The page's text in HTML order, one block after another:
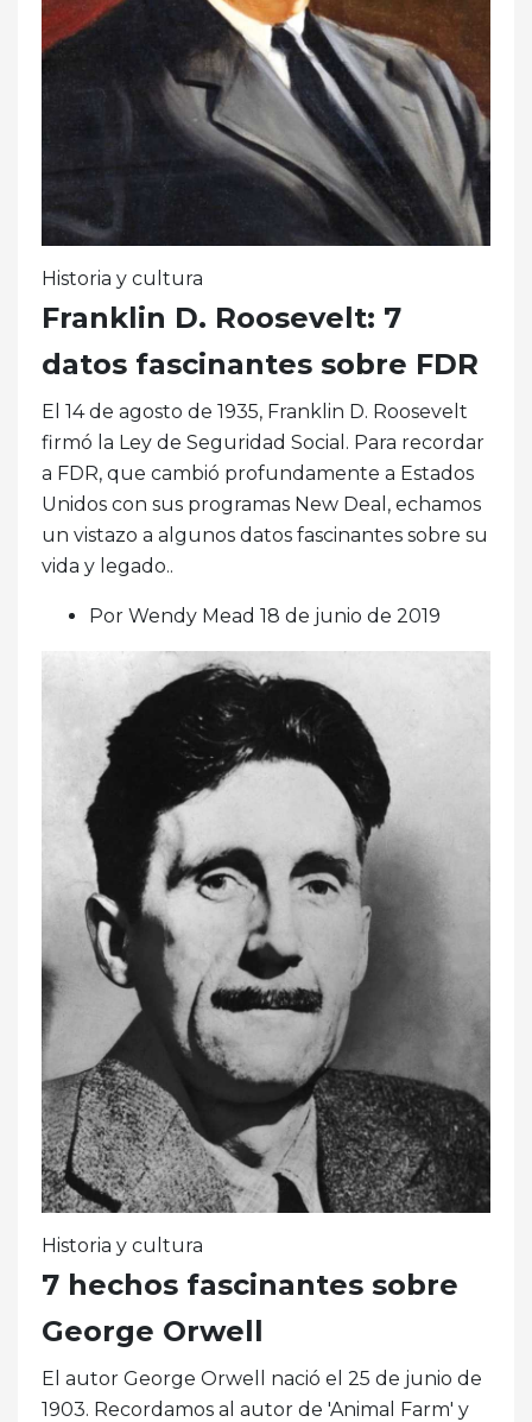
Historia y cultura
Franklin D. Roosevelt: 7
datos fascinantes sobre FDR
El 14 de agosto de 1935, Franklin D. Roosevelt
firmó la Ley de Seguridad Social. Para recordar
a FDR, que cambió profundamente a Estados
Unidos con sus programas New Deal, echamos
un vistazo a algunos datos fascinantes sobre su
vida y legado..
Por Wendy Mead 18 de junio de 2019
Historia y cultura
7 hechos fascinantes sobre
George Orwell
El autor George Orwell nació el 25 de junio de
1903. Recordamos al autor de 'Animal Farm' y